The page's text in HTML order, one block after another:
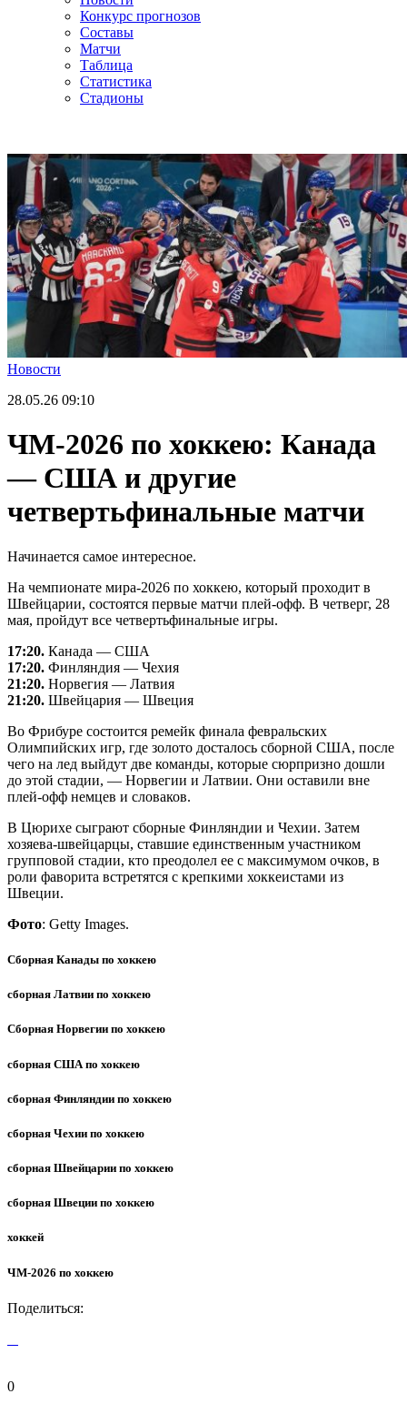
Конкурс прогнозов
Составы
Матчи
Таблица
Статистика
Стадионы
Новости
28.05.26 09:10
ЧМ-2026 по хоккею: Канада
— США и другие
четвертьфинальные матчи
Начинается самое интересное.
На чемпионате мира-2026 по хоккею, который проходит в
Швейцарии, состоятся первые матчи плей-офф. В четверг, 28
мая, пройдут все четвертьфинальные игры.
17:20. Канада — США
17:20. Финляндия — Чехия
21:20. Норвегия — Латвия
21:20. Швейцария — Швеция
Во Фрибуре состоится ремейк финала февральских
Олимпийских игр, где золото досталось сборной США, после
чего на лед выйдут две команды, которые сюрпризно дошли
до этой стадии, — Норвегии и Латвии. Они оставили вне
плей-офф немцев и словаков.
В Цюрихе сыграют сборные Финляндии и Чехии. Затем
хозяева-швейцарцы, ставшие единственным участником
групповой стадии, кто преодолел ее с максимумом очков, в
роли фаворита встретятся с крепкими хоккеистами из
Швеции.
Фото: Getty Images.
Сборная Канады по хоккею
сборная Латвии по хоккею
Сборная Норвегии по хоккею
сборная США по хоккею
сборная Финляндии по хоккею
сборная Чехии по хоккею
сборная Швейцарии по хоккею
сборная Швеции по хоккею
хоккей
ЧМ-2026 по хоккею
Поделиться:
0